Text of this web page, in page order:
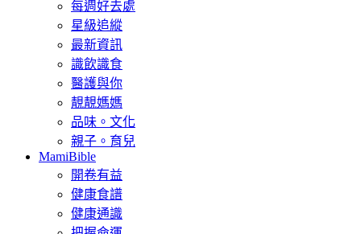
每週好去處
星級追縱
最新資訊
識飲識食
醫護與你
靚靚媽媽
品味。文化
親子。育兒
MamiBible
開卷有益
健康食譜
健康通識